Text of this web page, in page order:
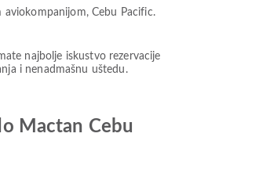
Cebu Pacific.
najbolje iskustvo rezervacije
i nenadmašnu uštedu.
Mactan Cebu